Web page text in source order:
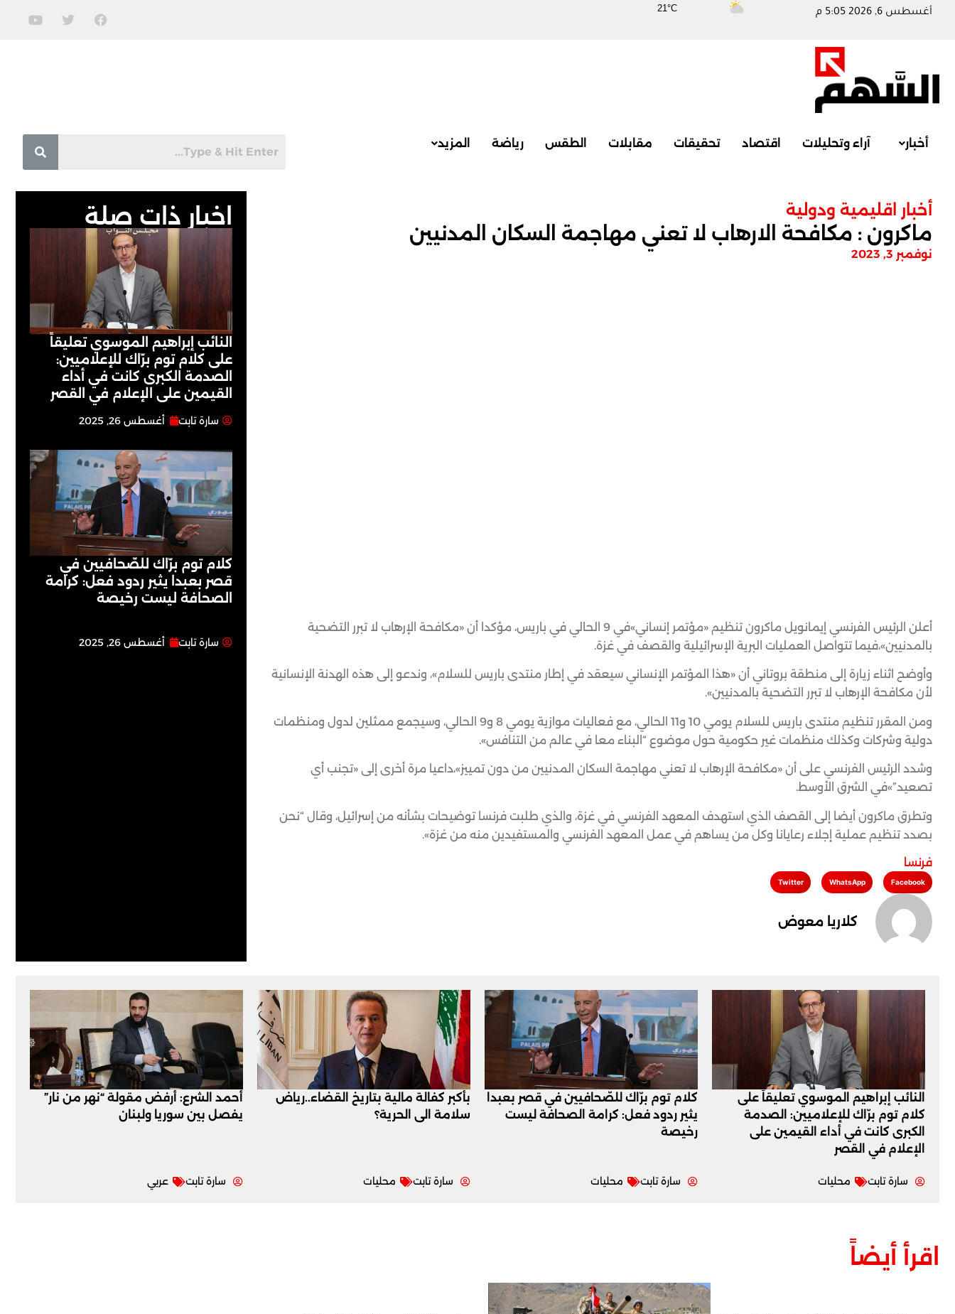
21°C أغسطس 6, 2026 5:05 م
أخبار آراء وتحليلات اقتصاد تحقيقات مقابلات الطقس رياضة المزيد
اخبار ذات صلة
النائب إبراهيم الموسوي تعليقاً
على كلام توم برّاك للإعلاميين:
الصدمة الكبرى كانت في أداء
القيمين على ‏الإعلام في القصر
سارة تابت أغسطس 26, 2025
كلام توم برّاك للصّحافيين في
قصر بعبدا يثير ردود فعل: كرامة
الصحافة ليست رخيصة
سارة تابت أغسطس 26, 2025
أخبار اقليمية ودولية
ماكرون : مكافحة الارهاب لا تعني مهاجمة السكان المدنيين
نوفمبر 3, 2023
أعلن الرئيس الفرنسي إيمانويل ماكرون تنظيم «مؤتمر إنساني»في 9 الحالي في باريس، مؤكدا أن «مكافحة الإرهاب لا تبرر التضحية
بالمدنيين»،فيما تتواصل العمليات البرية الإسرائيلية والقصف في غزة.
وأوضح اثناء زيارة إلى منطقة بروتاني أن «هذا المؤتمر الإنساني سيعقد في إطار منتدى باريس للسلام»، وندعو إلى هذه الهدنة الإنسانية
لأن مكافحة الإرهاب لا تبرر التضحية بالمدنيين».
ومن المقرر تنظيم منتدى باريس للسلام يومي 10 و11 الحالي، مع فعاليات موازية يومي 8 و9 الحالي، وسيجمع ممثلين لدول ومنظمات
دولية وشركات وكذلك منظمات غير حكومية حول موضوع “البناء معا في عالم من التنافس».
وشدد الرئيس الفرنسي على أن «مكافحة الإرهاب لا تعني مهاجمة السكان المدنيين من دون تمييز»،داعيا مرة أخرى إلى «تجنب أي
تصعيد”»في الشرق الأوسط.
وتطرق ماكرون أيضا إلى القصف الذي استهدف المعهد الفرنسي في غزة، والذي طلبت فرنسا توضيحات بشأنه من إسرائيل، وقال “نحن
بصدد تنظيم عملية إجلاء رعايانا وكل من يساهم في عمل المعهد الفرنسي والمستفيدين منه من غزة».
فرنسا
Facebook
WhatsApp
Twitter
كلاريا معوض
النائب إبراهيم الموسوي تعليقاً على
كلام توم برّاك للإعلاميين: الصدمة
الكبرى كانت في أداء القيمين على
‏الإعلام في القصر
سارة تابت محليات
كلام توم برّاك للصّحافيين في قصر بعبدا
يثير ردود فعل: كرامة الصحافة ليست
رخيصة
سارة تابت محليات
بأكبر كفالة مالية بتاريخ القضاء..رياض
سلامة الى الحرية؟
سارة تابت محليات
أحمد الشرع: أرفض مقولة “نهر من نار”
يفصل بين سوريا ولبنان
سارة تابت عربي
اقرأ أيضاً